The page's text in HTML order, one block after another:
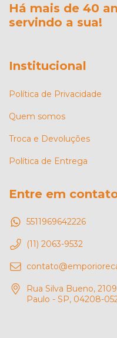
Há mais de 40
servindo a sua!
Institucional
Política de Privacidade
Quem somos
Troca e Devoluções
Política de Entrega
Entre em
5511969642226
(11) 2063-9532
Rua Silva Bueno,
Paulo - SP, 04208-